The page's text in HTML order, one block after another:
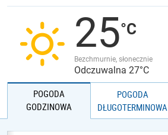
JAKOŚĆ POWIETRZA
25
Bezchmurnie, słonecznie
Odczuwalna 27°C
POGODA
GODZINOWA
POGODA
DŁUGOTERMINOWA